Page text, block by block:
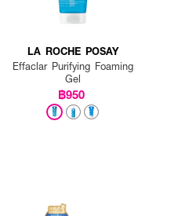
LA ROCHE POSAY
Effaclar Purifying Foaming
Gel
฿950